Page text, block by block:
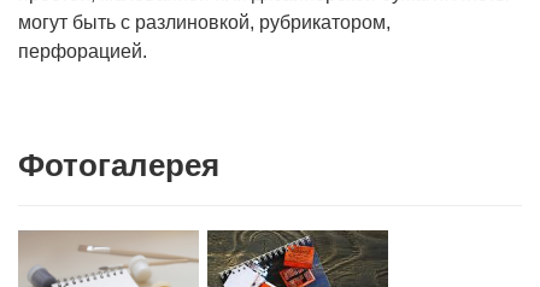
могут быть с разлиновкой, рубрикатором,
перфорацией.
Фотогалерея